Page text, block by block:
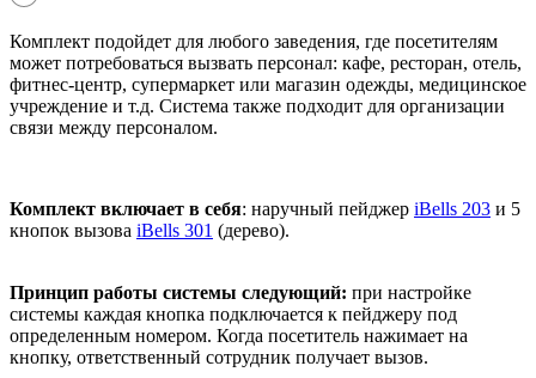
Комплект подойдет для любого заведения, где посетителям
может потребоваться вызвать персонал: кафе, ресторан, отель,
фитнес-центр, супермаркет или магазин одежды, медицинское
учреждение и т.д. Система также подходит для организации
связи между персоналом.
Комплект включает в себя: наручный пейджер iBells 203 и 5
кнопок вызова iBells 301 (дерево).
Принцип работы системы следующий: при настройке
системы каждая кнопка подключается к пейджеру под
определенным номером. Когда посетитель нажимает на
кнопку, ответственный сотрудник получает вызов.